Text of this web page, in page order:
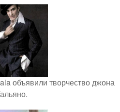
объявили творчество джона